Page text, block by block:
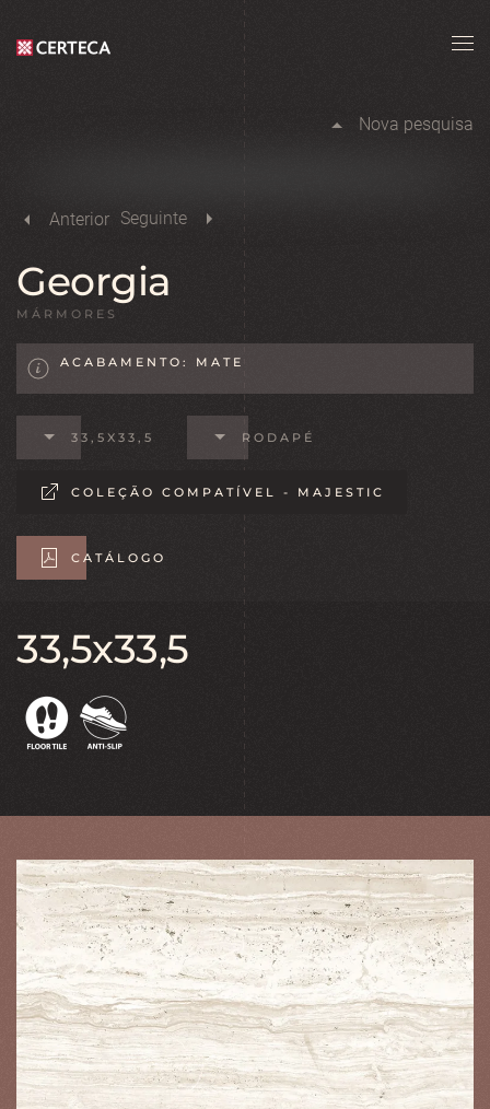
Skip to main content
Nova pesquisa
Anterior Seguinte
Georgia
MÁRMORES
ACABAMENTO: MATE
33,5X33,5 RODAPÉ
COLEÇÃO COMPATÍVEL - MAJESTIC
CATÁLOGO
33,5x33,5